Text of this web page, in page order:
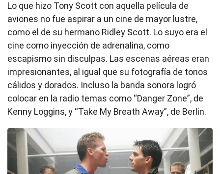
Lo que hizo Tony Scott con aquella película de
aviones no fue aspirar a un cine de mayor lustre,
como el de su hermano Ridley Scott. Lo suyo era el
cine como inyección de adrenalina, como
escapismo sin disculpas. Las escenas aéreas eran
impresionantes, al igual que su fotografía de tonos
cálidos y dorados. Incluso la banda sonora logró
colocar en la radio temas como “Danger Zone”, de
Kenny Loggins, y “Take My Breath Away”, de Berlin.